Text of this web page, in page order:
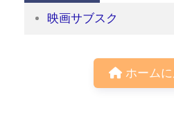
映画サブスク
ホームに